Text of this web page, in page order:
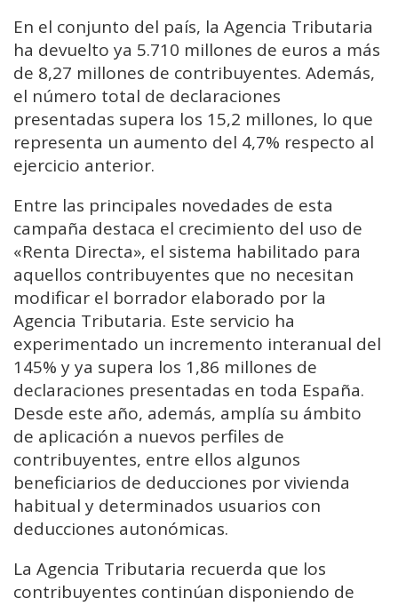
En el conjunto del país, la Agencia Tributaria
ha devuelto ya 5.710 millones de euros a más
de 8,27 millones de contribuyentes. Además,
el número total de declaraciones
presentadas supera los 15,2 millones, lo que
representa un aumento del 4,7% respecto al
ejercicio anterior.
Entre las principales novedades de esta
campaña destaca el crecimiento del uso de
«Renta Directa», el sistema habilitado para
aquellos contribuyentes que no necesitan
modificar el borrador elaborado por la
Agencia Tributaria. Este servicio ha
experimentado un incremento interanual del
145% y ya supera los 1,86 millones de
declaraciones presentadas en toda España.
Desde este año, además, amplía su ámbito
de aplicación a nuevos perfiles de
contribuyentes, entre ellos algunos
beneficiarios de deducciones por vivienda
habitual y determinados usuarios con
deducciones autonómicas.
La Agencia Tributaria recuerda que los
contribuyentes continúan disponiendo de